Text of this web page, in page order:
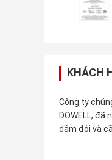
KHÁCH
Công ty
DOWELL,
dầm đôi và